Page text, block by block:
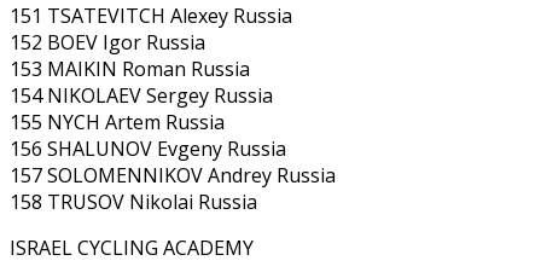
151 TSATEVITCH Alexey Russia
152 BOEV Igor Russia
153 MAIKIN Roman Russia
154 NIKOLAEV Sergey Russia
155 NYCH Artem Russia
156 SHALUNOV Evgeny Russia
157 SOLOMENNIKOV Andrey Russia
158 TRUSOV Nikolai Russia
ISRAEL CYCLING ACADEMY